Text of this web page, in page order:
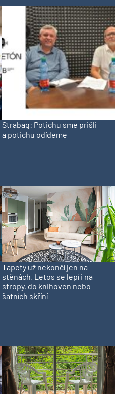
Strabag: Potichu sme prišli
a potichu odídeme
Tapety už nekončí jen na
stěnách. Letos se lepí i na
stropy, do knihoven nebo
šatních skříní